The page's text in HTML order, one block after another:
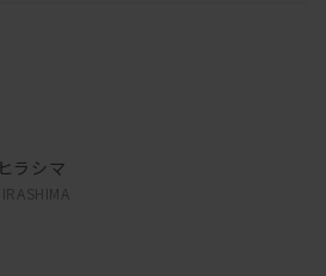
ヒラシマ